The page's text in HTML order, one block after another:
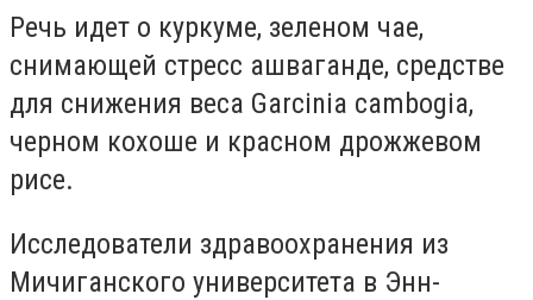
Речь идет о куркуме, зеленом чае,
снимающей стресс ашваганде, средстве
для снижения веса Garcinia cambogia,
черном кохоше и красном дрожжевом
рисе.
Исследователи здравоохранения из
Мичиганского университета в Энн-